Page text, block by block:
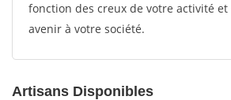
fonction des creux de votre activité
avenir à votre société.
Artisans Disponibles